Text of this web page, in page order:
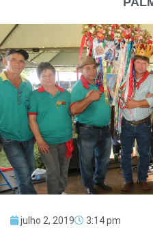
julho 2, 2019 3:14 pm